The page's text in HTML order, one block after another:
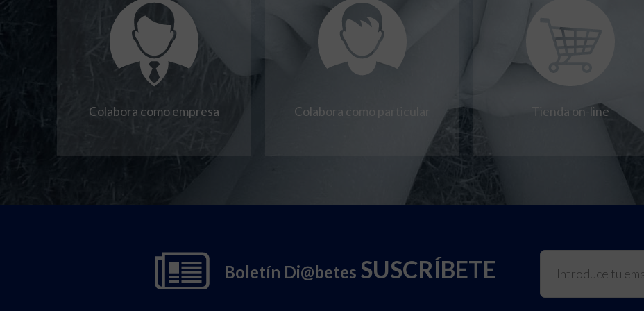
Colabora como empresa Colabora como particular Tienda on-line
Boletín Di@betes SUSCRÍBETE